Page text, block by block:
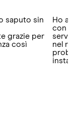
saputo sin
grazie per
così
Ho
con
nel